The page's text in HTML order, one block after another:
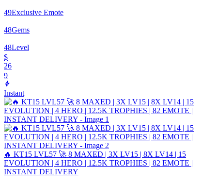
49Exclusive Emote
48Gems
48Level
$
26
9
Instant
🔥 KT15 LVL57 🚀 8 MAXED | 3X LV15 | 8X LV14 | 15
EVOLUTION | 4 HERO | 12.5K TROPHIES | 82 EMOTE |
INSTANT DELIVERY